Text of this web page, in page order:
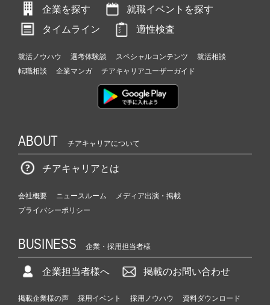
企業を探す
就職イベントを探す
タイムライン
適性検査
就活ノウハウ 選考体験談 スペシャルコンテンツ
就活相談
転職相談
企業マンガ チアキャリアユーザーガイド
ABOUT チアキャリアについて
チアキャリアとは
会社概要 ニュースルーム
メディア出演・掲載
プライバシーポリシー
BUSINESS 企業・採用担当者様
企業担当者様へ 掲載のお問い合わせ
掲載企業様の声 採用イベント 採用ノウハウ 資料ダウンロード